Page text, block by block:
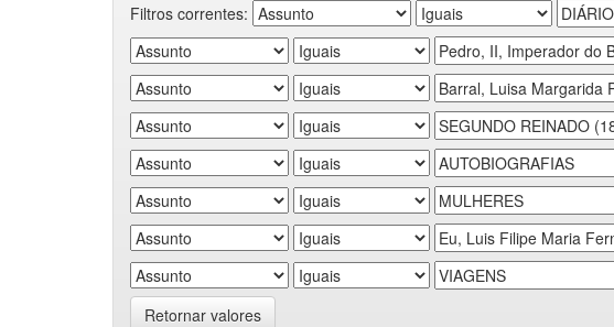
Filtros correntes:
Retornar valores